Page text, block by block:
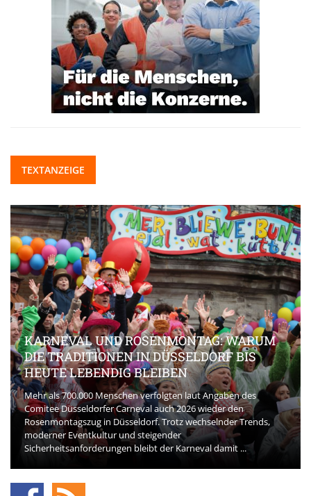
TEXTANZEIGE
KARNEVAL UND ROSENMONTAG: WARUM
DIE TRADITIONEN IN DÜSSELDORF BIS
HEUTE LEBENDIG BLEIBEN
Mehr als 700.000 Menschen verfolgten laut Angaben des
Comitee Düsseldorfer Carneval auch 2026 wieder den
Rosenmontagszug in Düsseldorf. Trotz wechselnder Trends,
moderner Eventkultur und steigender
Sicherheitsanforderungen bleibt der Karneval damit ...